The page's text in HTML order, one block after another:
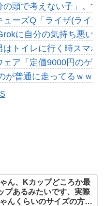
の頭で考えない子」。
ューズQ「ライザ(ライ
に自分の気持ち悪い
トイレに行く時スマホ
ェア「定価9000円のゲ
が普通に走ってるｗｗ
ん、Kカップどころか最
プあるみたいです、実際
んくらいのサイズの方が